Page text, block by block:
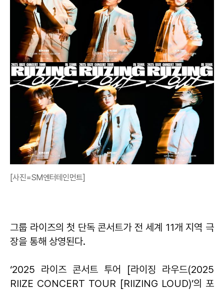
[사진=SM엔터테인먼트]
그룹 라이즈의 첫 단독 콘서트가 전 세계 11개 지역 극
장을 통해 상영된다.
‘2025 라이즈 콘서트 투어 [라이징 라우드(2025
RIIZE CONCERT TOUR [RIIZING LOUD)’의 포